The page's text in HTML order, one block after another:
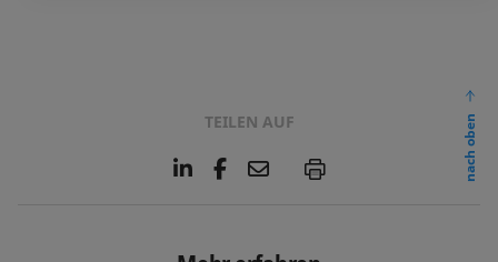
TEILEN AUF
L
e
F
E
l
P
nach oben